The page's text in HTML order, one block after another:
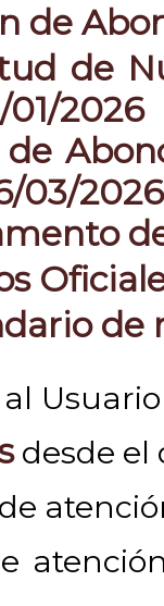
de
de
01/2026
de
03/2026
de
desde el